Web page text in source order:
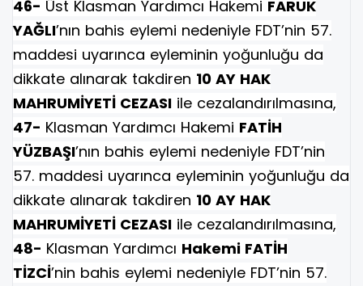
46- Üst Klasman Yardımcı Hakemi FARUK
YAĞLI’nın bahis eylemi nedeniyle FDT’nin 57.
maddesi uyarınca eyleminin yoğunluğu da
dikkate alınarak takdiren 10 AY HAK
MAHRUMİYETİ CEZASI ile cezalandırılmasına,
47- Klasman Yardımcı Hakemi FATİH
YÜZBAŞI’nın bahis eylemi nedeniyle FDT’nin
57. maddesi uyarınca eyleminin yoğunluğu da
dikkate alınarak takdiren 10 AY HAK
MAHRUMİYETİ CEZASI ile cezalandırılmasına,
48- Klasman Yardımcı Hakemi FATİH
TİZCİ’nin bahis eylemi nedeniyle FDT’nin 57.